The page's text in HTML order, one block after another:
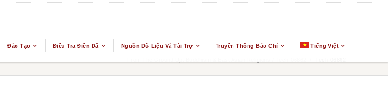
Đào Tạo Điều Tra Điền Dã Nguồn Dữ Liệu Và Tài Trợ Truyền Thông Báo Chí Tiếng Việt
From The Ground Up: Buddhism & East Asian Religions Tech-06862